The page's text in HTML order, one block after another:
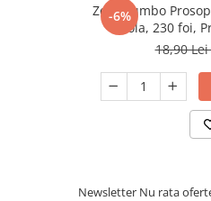
-6%
Zewa Jumbo
rola, 230 foi,
18,90 Lei
Newsletter Nu rata